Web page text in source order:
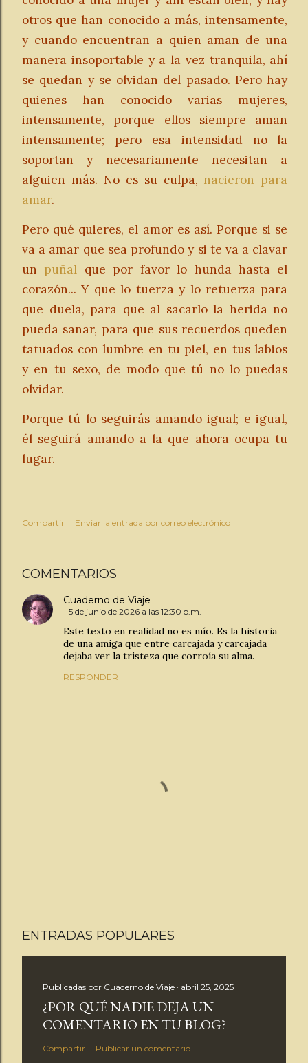
otros que han conocido a más, intensamente,
y cuando encuentran a quien aman de una
manera insoportable y a la vez tranquila, ahí
se quedan y se olvidan del pasado. Pero hay
quienes han conocido varias mujeres,
intensamente, porque ellos siempre aman
intensamente; pero esa intensidad no la
soportan y necesariamente necesitan a
alguien más. No es su culpa, nacieron para
amar.
Pero qué quieres, el amor es así. Porque si se
va a amar que sea profundo y si te va a clavar
un puñal que por favor lo hunda hasta el
corazón... Y que lo tuerza y lo retuerza para
que duela, para que al sacarlo la herida no
pueda sanar, para que sus recuerdos queden
tatuados con lumbre en tu piel, en tus labios
y en tu sexo, de modo que tú no lo puedas
olvidar.
Porque tú lo seguirás amando igual; e igual,
él seguirá amando a la que ahora ocupa tu
lugar.
Compartir Enviar la entrada por correo electrónico
COMENTARIOS
Cuaderno de Viaje
5 de junio de 2026 a las 12:30 p.m.
Este texto en realidad no es mío. Es la historia
de una amiga que entre carcajada y carcajada
dejaba ver la tristeza que corroía su alma.
RESPONDER
u
ENTRADAS POPULARES
Publicadas por Cuaderno de Viaje abril 25, 2025
¿POR QUÉ NADIE DEJA UN
COMENTARIO EN TU BLOG?
Compartir Publicar un comentario